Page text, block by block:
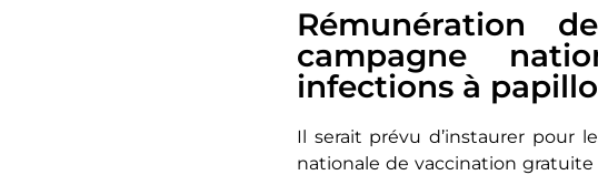
Rémunération
campagne
infections à
Il serait prévu d’instaurer pour
nationale de vaccination